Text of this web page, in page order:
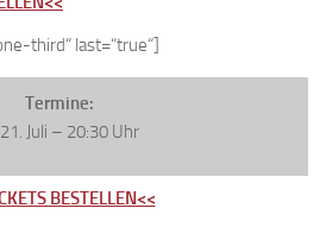
third“ last=“true“]
Termine:
Juli – 20:30 Uhr
BESTELLEN<<